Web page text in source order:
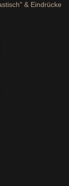
& Eindrücke